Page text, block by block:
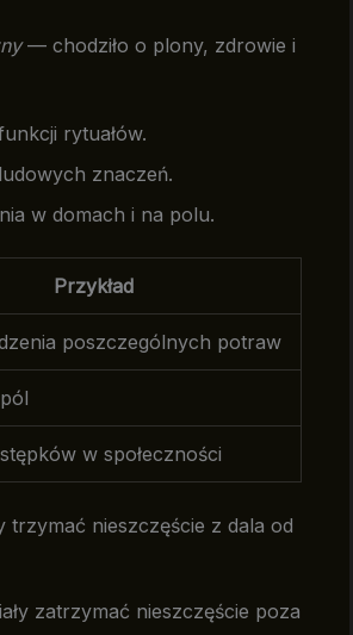
— chodziło o plony, zdrowie i
rytuałów.
znaczeń.
w domach i na polu.
Przykład
poszczególnych potraw
w społeczności
nieszczęście z dala od
zatrzymać nieszczęście poza